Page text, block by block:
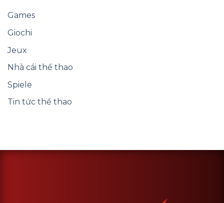
Games
Giochi
Jeux
Nhà cái thể thao
Spiele
Tin tức thể thao